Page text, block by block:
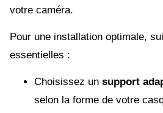
votre caméra.
Pour une installation optimale,
essentielles :
Choisissez un support
selon la forme de votre